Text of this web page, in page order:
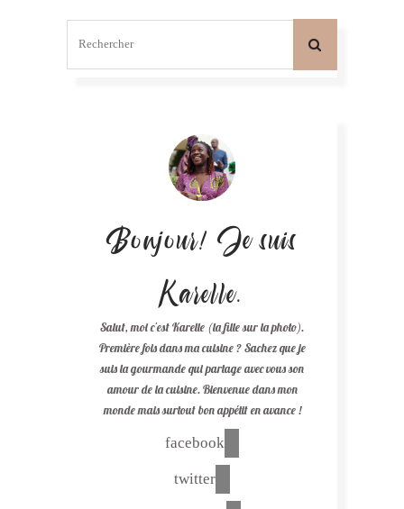
Bonjour! Je suis
Karelle.
Salut, moi c'est Karelle (la fille sur la photo).
Première fois dans ma cuisine ? Sachez que je
suis la gourmande qui partage avec vous son
amour de la cuisine. Bienvenue dans mon
monde mais surtout bon appétit en avance !
facebook
twitter